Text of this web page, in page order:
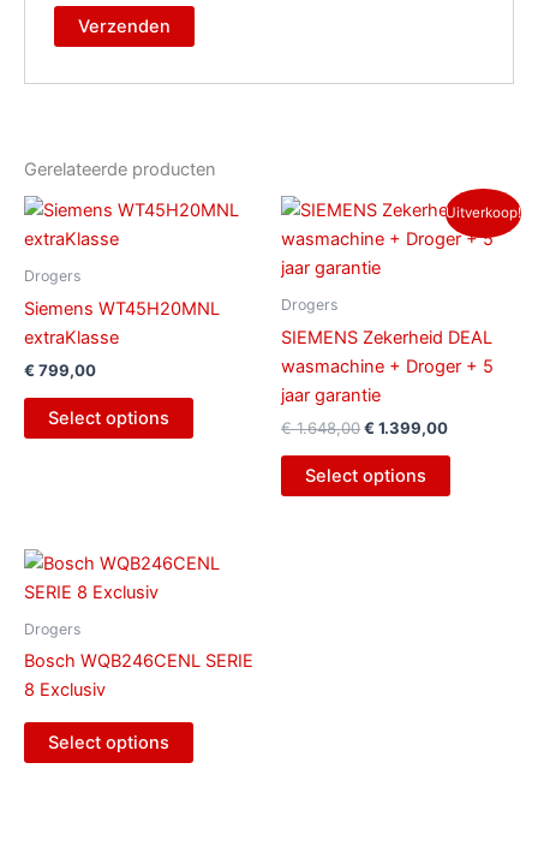
Gerelateerde producten
Drogers
Siemens WT45H20MNL
extraKlasse
€ 799,00
Select options
Uitverkoop!
Drogers
SIEMENS Zekerheid DEAL
wasmachine + Droger + 5
jaar garantie
€1.648,00
Oorspronkelijke
was:
€ 1.648,00.
€ 1.399,00
Huidige
prijs
is:
Select options
Drogers
Bosch WQB246CENL SERIE
8 Exclusiv
Select options